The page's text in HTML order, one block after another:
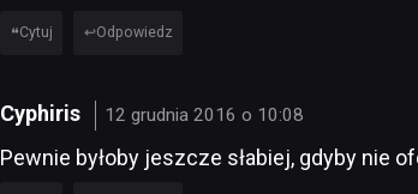
Cytuj Odpowiedz
Cyphiris 12 grudnia 2016 o 10:08
Pewnie byłoby jeszcze słabiej, gdyby nie